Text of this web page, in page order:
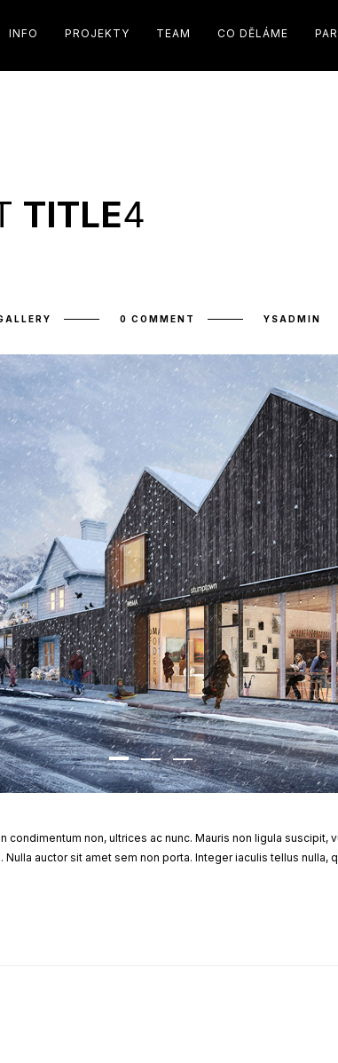
INFO PROJEKTY TEAM CO DĚLÁME
TITLE4
0 COMMENT YSADMIN
condimentum non, ultrices ac nunc. Mauris non ligula suscipit,
auctor sit amet sem non porta. Integer iaculis tellus nulla,